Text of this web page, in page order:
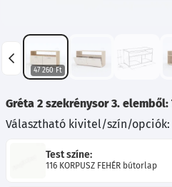
47 260 Ft
Gréta 2 szekrénysor 3. elemből:
Választható kivitel/szín/opciók:
Test színe:
116 KORPUSZ FEHÉR bútorlap